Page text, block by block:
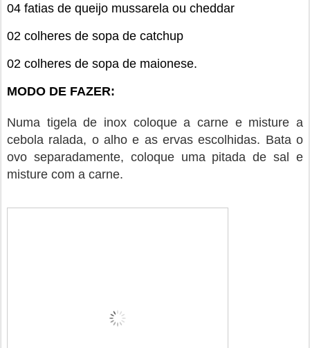
04 fatias de queijo mussarela ou cheddar
02 colheres de sopa de catchup
02 colheres de sopa de maionese.
MODO DE FAZER:
Numa tigela de inox coloque a carne e misture a
cebola ralada, o alho e as ervas escolhidas. Bata o
ovo separadamente, coloque uma pitada de sal e
misture com a carne.